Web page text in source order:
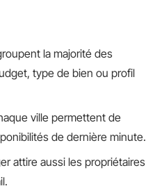
la majorité des
type de bien ou profil
ville permettent de
de dernière minute.
attire aussi les propriétaires